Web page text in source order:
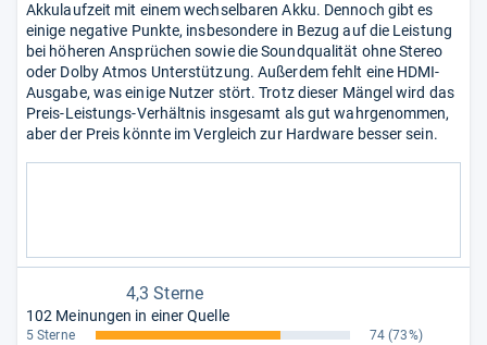
Akkulaufzeit mit einem wechselbaren Akku. Dennoch gibt es
einige negative Punkte, insbesondere in Bezug auf die Leistung
bei höheren Ansprüchen sowie die Soundqualität ohne Stereo
oder Dolby Atmos Unterstützung. Außerdem fehlt eine HDMI-
Ausgabe, was einige Nutzer stört. Trotz dieser Mängel wird das
Preis-Leistungs-Verhältnis insgesamt als gut wahrgenommen,
aber der Preis könnte im Vergleich zur Hardware besser sein.
4,3 Sterne
102 Meinungen in einer Quelle
5 Sterne 74 (73%)